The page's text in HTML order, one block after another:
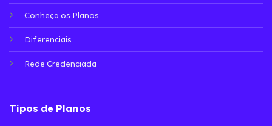
Conheça os Planos
Diferenciais
Rede Credenciada
Tipos de Planos